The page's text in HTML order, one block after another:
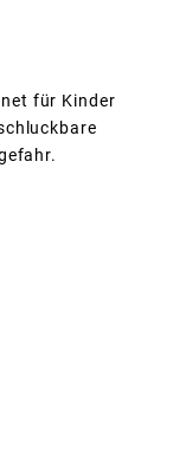
für Kinder